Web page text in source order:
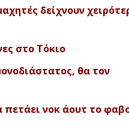
δείχνουν
στο Τόκιο
θα τον
νοκ άουτ το